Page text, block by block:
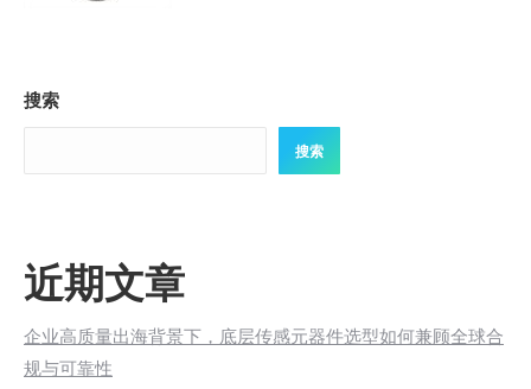
搜索
搜索
近期文章
企业高质量出海背景下，底层传感元器件选型如何兼顾全球合
规与可靠性